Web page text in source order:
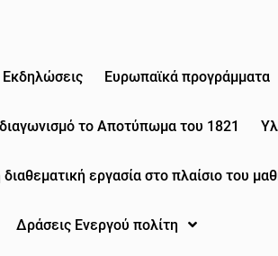
Εκδηλώσεις Eυρωπαϊκά προγράμματα
το Αποτύπωμα του 1821
διαθεματική εργασία στο πλαίσιο του
Δράσεις Ενεργού πολίτη